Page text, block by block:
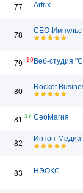
77 Artrix
78
СЕО-Импульс
79 -10Веб-студия
80
Rocket
81 17 СеоМагия
82
Интоп-Медиа
83 НЭОКС